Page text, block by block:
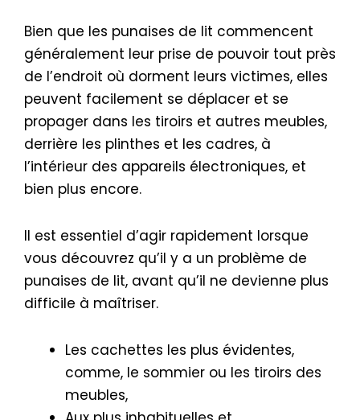
Bien que les punaises de lit commencent
généralement leur prise de pouvoir tout près
de l’endroit où dorment leurs victimes, elles
peuvent facilement se déplacer et se
propager dans les tiroirs et autres meubles,
derrière les plinthes et les cadres, à
l’intérieur des appareils électroniques, et
bien plus encore.
Il est essentiel d’agir rapidement lorsque
vous découvrez qu’il y a un problème de
punaises de lit, avant qu’il ne devienne plus
difficile à maîtriser.
Les cachettes les plus évidentes,
comme, le sommier ou les tiroirs des
meubles,